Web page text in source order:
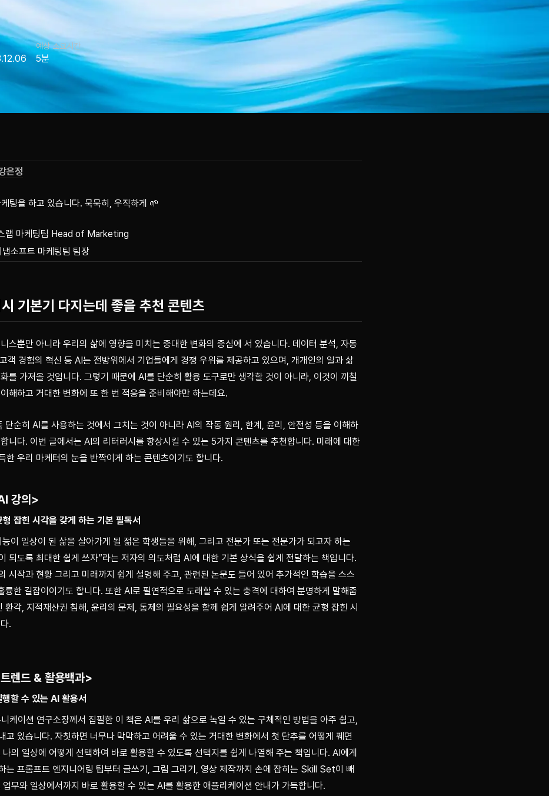
예상 소요시간
5분
은정
팅을 하고 있습니다. 묵묵히, 우직하게 🌱
랩 마케팅팀 Head of Marketing
소프트 마케팅팀 팀장
기본기 다지는데 좋을 추천 콘텐츠
스뿐만 아니라 우리의 삶에 영향을 미치는 중대한 변화의 중심에 서 있습니다. 데이터 분석, 자동
객 경험의 혁신 등 AI는 전방위에서 기업들에게 경쟁 우위를 제공하고 있으며, 개개인의 일과 삶
를 가져올 것입니다. 그렇기 때문에 AI를 단순히 활용 도구로만 생각할 것이 아니라, 이것이 끼칠
해하고 거대한 변화에 또 한 번 적응을 준비해야만 하는데요.
단순히 AI를 사용하는 것에서 그치는 것이 아니라 AI의 작동 원리, 한계, 윤리, 안전성 등을 이해하
니다. 이번 글에서는 AI의 리터러시를 향상시킬 수 있는 5가지 콘텐츠를 추천합니다. 미래에 대한
한 우리 마케터의 눈을 반짝이게 하는 콘텐츠이기도 합니다.
강의>
잡힌 시각을 갖게 하는 기본 필독서
이 일상이 된 삶을 살아가게 될 젊은 학생들을 위해, 그리고 전문가 또는 전문가가 되고자 하는
되도록 최대한 쉽게 쓰자”라는 저자의 의도처럼 AI에 대한 기본 상식을 쉽게 전달하는 책입니다.
시작과 현황 그리고 미래까지 쉽게 설명해 주고, 관련된 논문도 들어 있어 추가적인 학습을 스스
륭한 길잡이이기도 합니다. 또한 AI로 필연적으로 도래할 수 있는 충격에 대하여 분명하게 말해줍
환각, 지적재산권 침해, 윤리의 문제, 통제의 필요성을 함께 쉽게 알려주어 AI에 대한 균형 잡힌 시
.
렌드 & 활용백과>
할 수 있는 AI 활용서
케이션 연구소장께서 집필한 이 책은 AI를 우리 삶으로 녹일 수 있는 구체적인 방법을 아주 쉽고,
고 있습니다. 자칫하면 너무나 막막하고 어려울 수 있는 거대한 변화에서 첫 단추를 어떻게 꿰면
의 일상에 어떻게 선택하여 바로 활용할 수 있도록 선택지를 쉽게 나열해 주는 책입니다. AI에게
는 프롬프트 엔지니어링 팁부터 글쓰기, 그림 그리기, 영상 제작까지 손에 잡히는 Skill Set이 빼
무와 일상에서까지 바로 활용할 수 있는 AI를 활용한 애플리케이션 안내가 가득합니다.